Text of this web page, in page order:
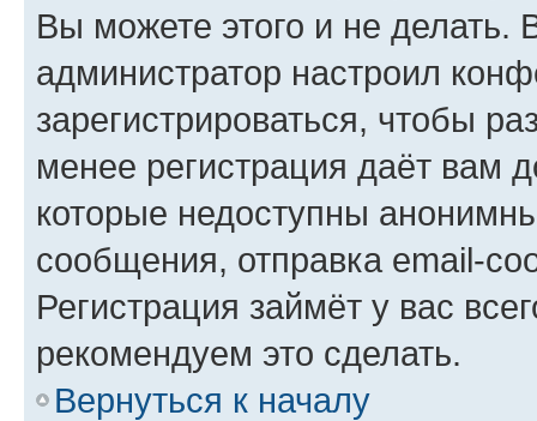
Вы можете этого и не делать.
администратор настроил
зарегистрироваться, чтобы
менее регистрация даёт вам
которые недоступны
сообщения, отправка email-
Регистрация займёт у вас
рекомендуем это сделать.
Вернуться к началу